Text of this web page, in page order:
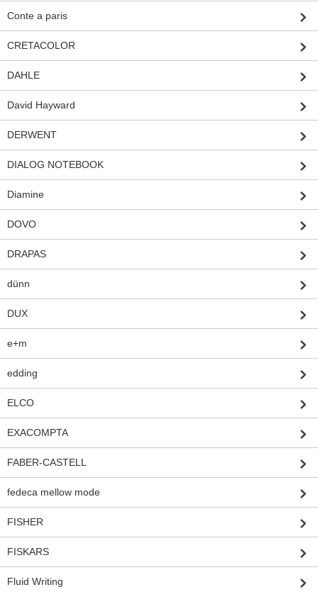
Conte a paris
CRETACOLOR
DAHLE
David Hayward
DERWENT
DIALOG NOTEBOOK
Diamine
DOVO
DRAPAS
dünn
DUX
e+m
edding
ELCO
EXACOMPTA
FABER-CASTELL
fedeca mellow mode
FISHER
FISKARS
Fluid Writing